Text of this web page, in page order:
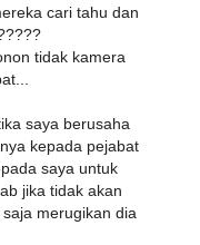
cari tahu dan
tidak kamera
saya berusaha
kepada pejabat
saya untuk
jika tidak akan
merugikan dia